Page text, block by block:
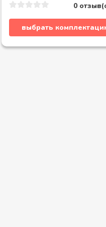
0
выбрать